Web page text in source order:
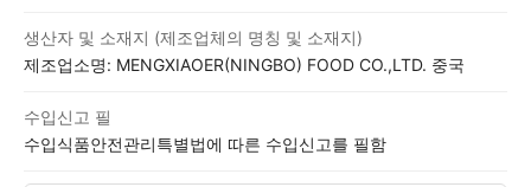
생산자 및 소재지 (제조업체의 명칭 및 소재지)
제조업소명: MENGXIAOER(NINGBO) FOOD CO.,LTD. 중국
수입신고 필
수입식품안전관리특별법에 따른 수입신고를 필함